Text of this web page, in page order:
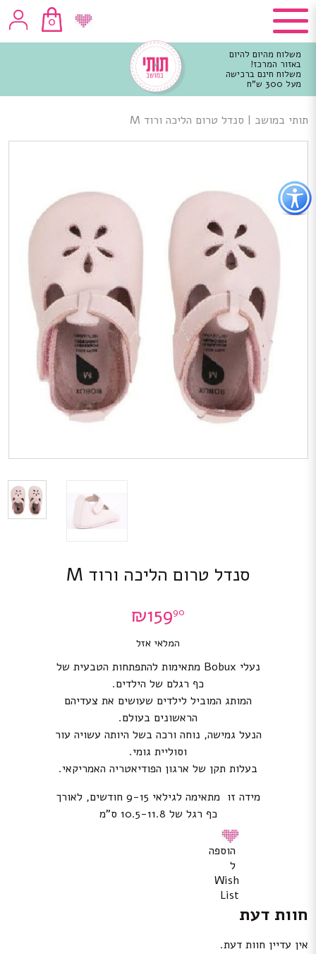
כפתור
לפתיחת
תפריט
נגישות
0
משלוח מהיום להיום
באזור המרכז!
משלוח חינם ברכישה
מעל 300 ש"ח
מרכזי
תותי במושב | סנדל טרום הליכה ורוד M
סנדל טרום הליכה ורוד M
₪15990
המלאי אזל
נעלי Bobux מתאימות להתפתחות הטבעית של
כף רגלם של הילדים.
המותג המוביל לילדים שעושים את צעדיהם
הראשונים בעולם.
הנעל גמישה, נוחה ורכה בשל היותה עשויה עור
וסוליית גומי.
בעלות תקן של ארגון הפודיאטריה האמריקאי.
מידה זו מתאימה לגילאי 9-15 חודשים, לאורך
כף רגל של 10.5-11.8 ס”מ
הוספה
ל
Wish
List
חוות דעת
אין עדיין חוות דעת.